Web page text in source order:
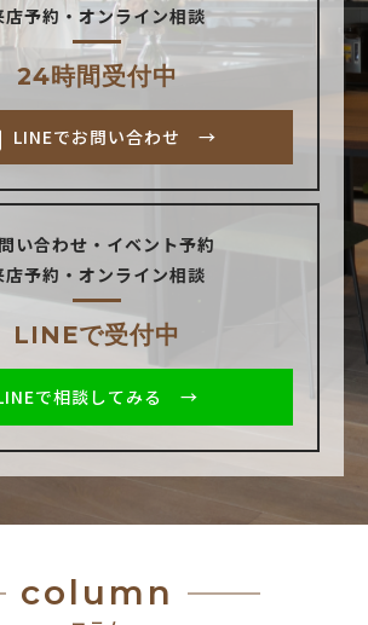
店予約・オンライン相談
24時間受付中
LINEでお問い合わせ →
い合わせ・イベント予約
店予約・オンライン相談
LINEで受付中
で相談してみる →
column